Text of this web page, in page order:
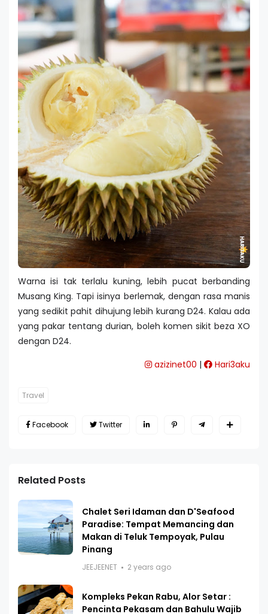
Warna isi tak terlalu kuning, lebih pucat berbanding
Musang King. Tapi isinya berlemak, dengan rasa manis
yang sedikit pahit dihujung lebih kurang D24. Kalau ada
yang pakar tentang durian, boleh komen sikit beza XO
dengan D24.
azizinet00 | Hari3aku
Travel
Facebook Twitter
Related Posts
Chalet Seri Idaman dan D'Seafood
Paradise: Tempat Memancing dan
Makan di Teluk Tempoyak, Pulau
Pinang
JEEJEENET 2 years ago
Kompleks Pekan Rabu, Alor Setar :
Pencinta Pekasam dan Bahulu Wajib